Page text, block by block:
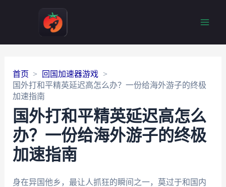
首页
回国加速器游戏
国外打和平精英延迟高怎么办？一份给海外游子的终极
加速指南
国外打和平精英延迟高怎么
办？一份给海外游子的终极
加速指南
身在异国他乡，最让人抓狂的瞬间之一，莫过于和国内